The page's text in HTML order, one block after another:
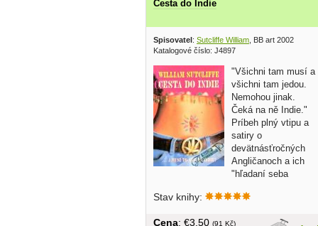
Cesta do Indie
Spisovatel: Sutcliffe William , BB art 2002
Katalogové číslo: J4897
"Všichni tam musí a
všichni tam jedou.
Nemohou jinak.
Čeká na ně Indie."
Príbeh plný vtipu a
satiry o
devätnásťročných
Angličanoch a ich
"hľadaní seba
Stav knihy:
Cena: €3,50 (91 Kč)